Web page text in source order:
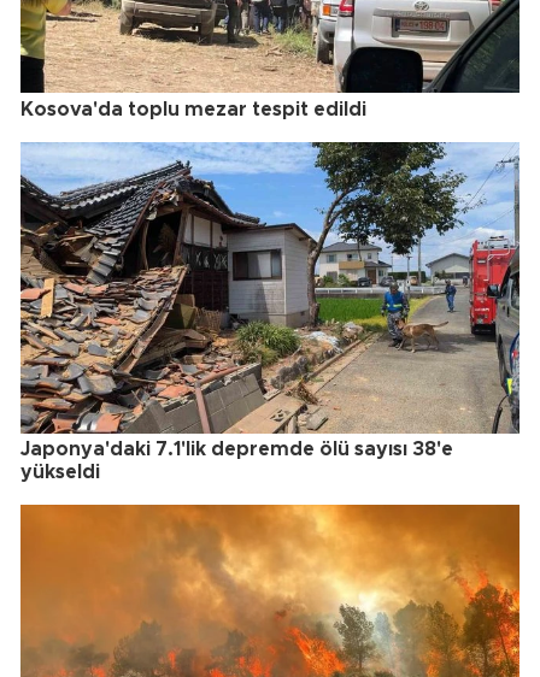
Kosova'da toplu mezar tespit edildi
Japonya'daki 7.1'lik depremde ölü sayısı 38'e
yükseldi